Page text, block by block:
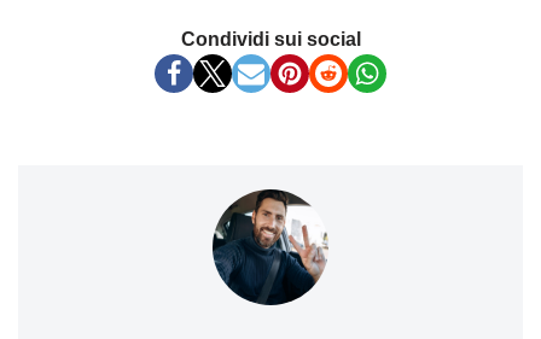
Condividi sui social